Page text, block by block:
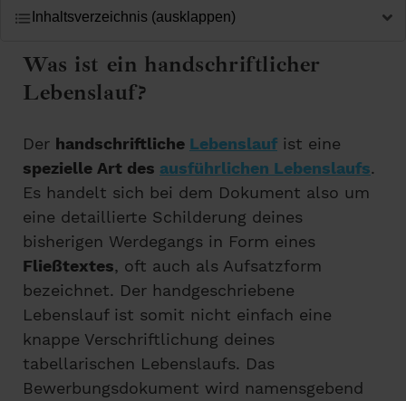
Inhaltsverzeichnis (ausklappen)
Was ist ein handschriftlicher
Lebenslauf?
Der handschriftliche Lebenslauf ist eine
spezielle Art des ausführlichen Lebenslaufs.
Es handelt sich bei dem Dokument also um
eine detaillierte Schilderung deines
bisherigen Werdegangs in Form eines
Fließtextes, oft auch als Aufsatzform
bezeichnet. Der handgeschriebene
Lebenslauf ist somit nicht einfach eine
knappe Verschriftlichung deines
tabellarischen Lebenslaufs. Das
Bewerbungsdokument wird namensgebend